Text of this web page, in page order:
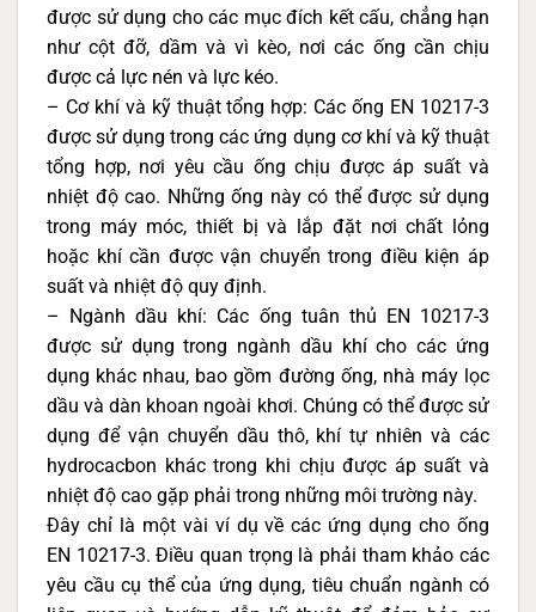
được sử dụng cho các mục đích kết cấu, chẳng hạn
như cột đỡ, dầm và vì kèo, nơi các ống cần chịu
được cả lực nén và lực kéo.
– Cơ khí và kỹ thuật tổng hợp: Các ống EN 10217-3
được sử dụng trong các ứng dụng cơ khí và kỹ thuật
tổng hợp, nơi yêu cầu ống chịu được áp suất và
nhiệt độ cao. Những ống này có thể được sử dụng
trong máy móc, thiết bị và lắp đặt nơi chất lỏng
hoặc khí cần được vận chuyển trong điều kiện áp
suất và nhiệt độ quy định.
– Ngành dầu khí: Các ống tuân thủ EN 10217-3
được sử dụng trong ngành dầu khí cho các ứng
dụng khác nhau, bao gồm đường ống, nhà máy lọc
dầu và dàn khoan ngoài khơi. Chúng có thể được sử
dụng để vận chuyển dầu thô, khí tự nhiên và các
hydrocacbon khác trong khi chịu được áp suất và
nhiệt độ cao gặp phải trong những môi trường này.
Đây chỉ là một vài ví dụ về các ứng dụng cho ống
EN 10217-3. Điều quan trọng là phải tham khảo các
yêu cầu cụ thể của ứng dụng, tiêu chuẩn ngành có